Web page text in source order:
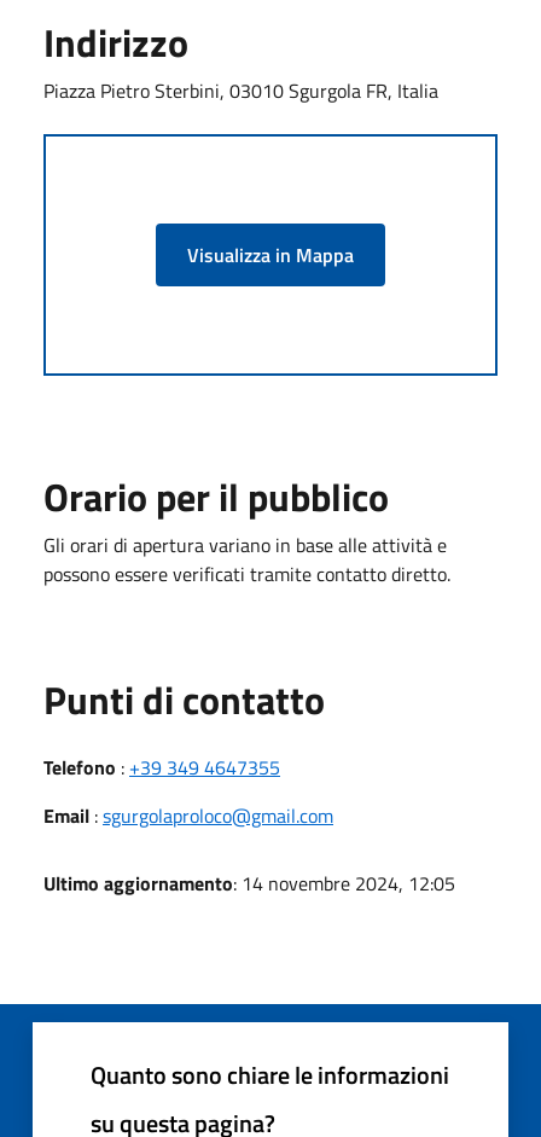
Indirizzo
Piazza Pietro Sterbini, 03010 Sgurgola FR, Italia
Visualizza in Mappa
Orario per il pubblico
Gli orari di apertura variano in base alle attività e
possono essere verificati tramite contatto diretto.
Punti di contatto
Telefono : +39 349 4647355
Email :sgurgolaproloco@gmail.com
Ultimo aggiornamento: 14 novembre 2024, 12:05
Quanto sono chiare le informazioni
su questa pagina?